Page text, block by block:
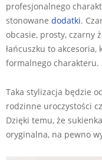
profesjonalnego
stonowane dodatki.
obcasie, prosty, czarny
łańcuszku to akcesoria,
formalnego charakteru.
Taka stylizacja będzie
rodzinne uroczystości
Dzięki temu, że
oryginalna, na pewno